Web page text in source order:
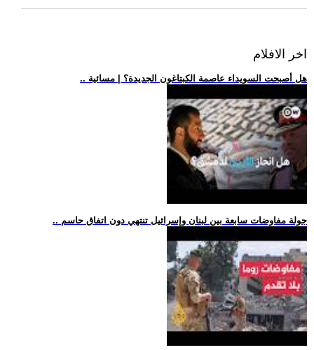
اخر الافلام
.. هل أصبحت السويداء عاصمة الكبتاغون الجديدة؟ | مسائية
.. جولة مفاوضات سابعة بين لبنان وإسرائيل تنتهي دون اتفاق حاسم